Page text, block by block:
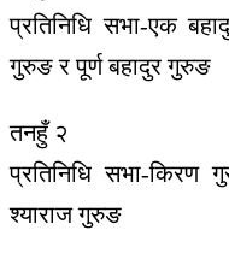
प्रतिनिधि सभा-एक
गुरुङ र पूर्ण बहादुर गुरुङ
तनहुँ २
प्रतिनिधि सभा-
श्याराज गुरुङ